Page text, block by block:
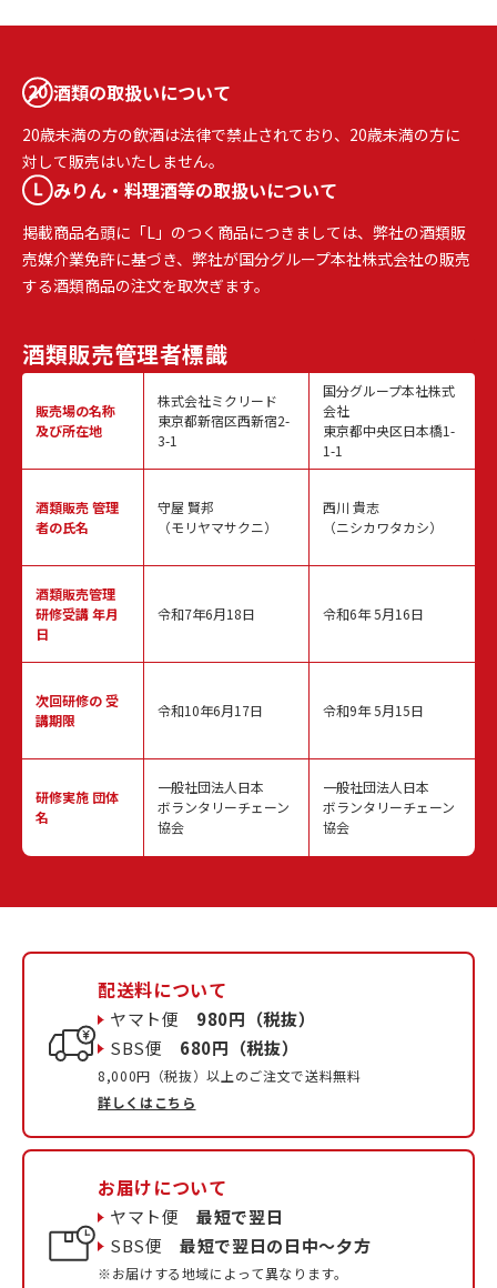
酒類の取扱いについて
20歳未満の方の飲酒は法律で禁止されており、20歳未満の方に
対して販売はいたしません。
みりん・料理酒等の取扱いについて
掲載商品名頭に「L」のつく商品につきましては、弊社の酒類販
売媒介業免許に基づき、弊社が国分グループ本社株式会社の販売
する酒類商品の注文を取次ぎます。
酒類販売管理者標識
販売場の名称
及び所在地
酒類販売管理
者の氏名
酒類販売管理
研修受講 年月
日
次回研修の受
講期限
研修実施 団体
名
株式会社ミクリード
東京都新宿区西新宿2-
3-1
守屋 賢邦
（モリヤマサクニ）
令和7年6月18日
令和10年6月17日
一般社団法人日本
ボランタリーチェーン
協会
国分グループ本社株式
会社
東京都中央区日本橋1-
1-1
西川 貴志
（ニシカワタカシ）
令和6年 5月16日
令和9年 5月15日
一般社団法人日本
ボランタリーチェーン
協会
配送料について
ヤマト便 980円（税抜）
SBS便 680円（税抜）
8,000円（税抜）以上のご注文で送料無料
詳しくはこちら
お届けについて
ヤマト便最短で翌日
SBS便最短で翌日の日中〜夕方
※お届けする地域によって異なります。